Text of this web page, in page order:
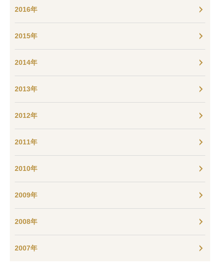
2016年
2015年
2014年
2013年
2012年
2011年
2010年
2009年
2008年
2007年